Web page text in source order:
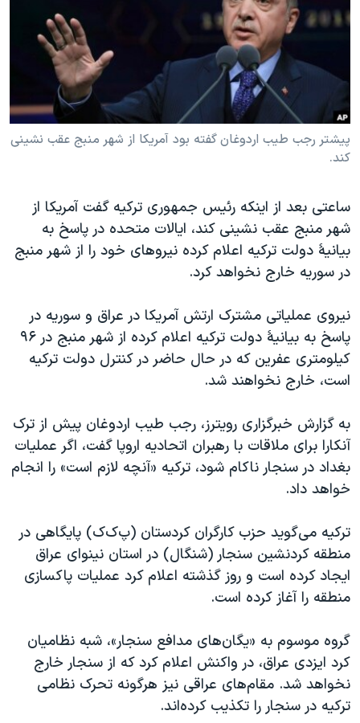
فرهنگ و زندگی
حقوق شهروندی
اقتصادی
علم و فناوری
اسرائیل در جنگ
گالری عکس
مستندها
انتخابات ریاست جمهوری آمریکا ۲۰۲۴
حمله جمهوری اسلامی به اسرائیل
رمز مهسا
ورزش زنان در ایران
اعتراضات زن، زندگی، آزادی
تریبونال مردمی آبان ۹۸
دادگاه حمید نوری
چهل سال گروگان‌گیری
اعتراضات مردمی آبان ۹۸
اسرائیل در جنگ
نرگس محمدی برنده جایزه نوبل صلح
همایش محافظه‌کاران آمریکا «سی‌پک»
صفحه‌های ویژه
سفر پرزیدنت ترامپ به چین
دنبال کنید
زبانهای مختلف
پیشتر رجب طیب اردوغان گفته بود آمریکا از شهر منبج عقب نشینی
کند.
ساعتی بعد از اینکه رئیس جمهوری ترکیه گفت آمریکا از
شهر منبج عقب نشینی کند، ايالات متحده در پاسخ به
بيانيۀ دولت ترکيه اعلام کرده نيروهای خود را از شهر منبج
در سوريه خارج نخواهد کرد.
نيروی عملياتی مشترک ارتش آمريکا در عراق و سوريه در
پاسخ به بيانيۀ دولت ترکيه اعلام کرده از شهر منبج در ۹۶
کيلومتری عفرين که در حال حاضر در کنترل دولت ترکيه
است، خارج نخواهند شد.
به گزارش خبرگزاری رویترز، رجب طیب اردوغان پیش از ترک
آنکارا برای ملاقات با رهبران اتحادیه اروپا گفت، اگر عملیات
بغداد در سنجار ناکام شود، ترکیه «آنچه لازم است» را انجام
خواهد داد.
ترکیه می‌گوید حزب کارگران کردستان (پ‌ک‌ک) پایگاهی در
منطقه کردنشین سنجار (شنگال) در استان نینوای عراق
ایجاد کرده است و روز گذشته اعلام کرد عملیات پاکسازی
منطقه را آغاز کرده است.
گروه موسوم به «يگان‌های مدافع سنجار»، شبه نظامیان
کرد ايزدی عراق، در واکنش اعلام کرد که از سنجار خارج
نخواهد شد. مقام‌های عراقی نیز هرگونه تحرک نظامی
ترکيه در سنجار را تکذيب کرده‌اند.